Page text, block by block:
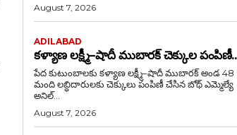
August 7, 2026
ADILABAD
కళ్యాణ లక్ష్మీ–షాదీ ముబారక్ చెక్కుల పంపిణీ..
పేద కుటుంబాలకు కళ్యాణ లక్ష్మీ–షాదీ ముబారక్ అండ 48
మంది లబ్ధిదారులకు చెక్కులు పంపిణీ చేసిన బోథ్ ఎమ్మెల్యే
అనిల్...
August 7, 2026